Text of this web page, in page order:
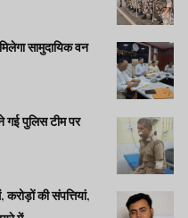
सामुदायिक वन
पुलिस टीम पर
की संपत्तियां,